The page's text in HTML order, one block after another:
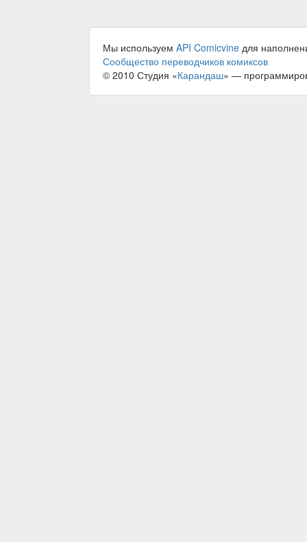
Мы используем API Comicvine для
Сообщество переводчиков комиксов
© 2010 Студия «Карандаш» —